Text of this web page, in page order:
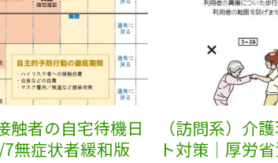
触者の自宅待機日
無症状者緩和版
（訪問系）介
ト対策｜厚労